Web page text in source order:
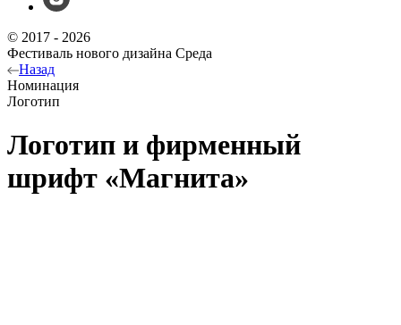
© 2017 - 2026
Фестиваль нового дизайна Среда
Назад
Номинация
Логотип
Логотип и фирменный
шрифт «Магнита»